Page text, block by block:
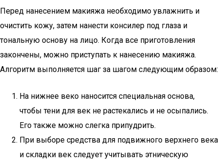
Перед нанесением макияжа необходимо увлажнить и
очистить кожу, затем нанести консилер под глаза и
тональную основу на лицо. Когда все приготовления
закончены, можно приступать к нанесению макияжа.
Алгоритм выполняется шаг за шагом следующим образом:
На нижнее веко наносится специальная основа,
чтобы тени для век не растекались и не осыпались.
Его также можно слегка припудрить.
При выборе средства для подвижного верхнего века
и складки век следует учитывать этническую